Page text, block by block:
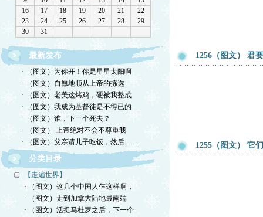
最新发布
· （图文）为你开！你是星星太阳啊
· （图文）自愿地顺从上帝的拣选
· （图文）老美这烤鸡，硬被我整成
· （图文）我成为基督徒是不得已的
· （图文）谁，下一个死去？
· （图文） 上帝绝对不会不尊重我
· （图文）父亲请儿子吃饭，然后……
分类目录
【走遍世界】
· （图文）这几个中国人乍这样啊，
· （图文）走到加拿大陆地最南端
· （图文）活捉马杜罗之后，下一个
1256（图文） 君
1255（图文） 它